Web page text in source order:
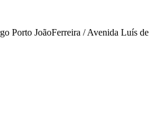
Porto JoãoFerreira / Avenida Luís de